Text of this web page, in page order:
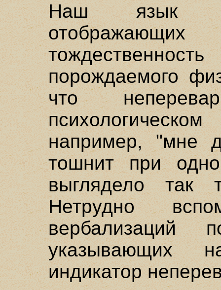
Наш язык
отображающих
порождаемого
что
например, "мне
тошнит при
выглядело так
Нетрудно
вербализаций
указывающих
индикатор